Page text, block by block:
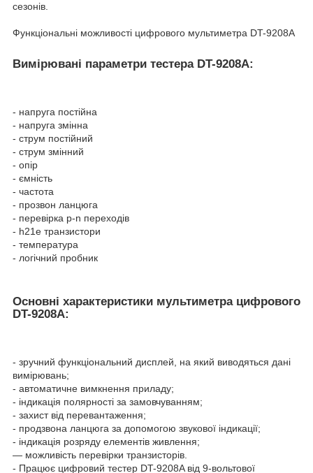
сезонів.
Функціональні можливості цифрового мультиметра DT-9208A
Вимірювані параметри тестера DT-9208A:
- напруга постійна
- напруга змінна
- струм постійний
- струм змінний
- опір
- ємність
- частота
- прозвон ланцюга
- перевірка p-n переходів
- h21е транзистори
- температура
- логічний пробник
Основні характеристики мультиметра цифрового
DT-9208A:
- зручний функціональний дисплей, на який виводяться дані
вимірювань;
- автоматичне вимкнення приладу;
- індикація полярності за замовчуванням;
- захист від перевантаження;
- продзвона ланцюга за допомогою звукової індикації;
- індикація розряду елементів живлення;
— можливість перевірки транзисторів.
- Працює цифровий тестер DT-9208A від 9-вольтової